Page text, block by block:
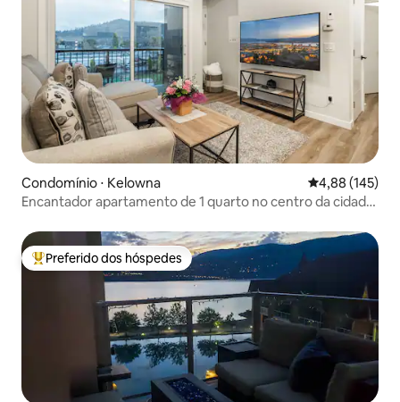
Condomínio ⋅ Kelowna 4,88 de uma
4,88 (145)
Encantador apartamento de 1 quarto no centro da cidade
Entre os melhores preferidos dos hóspedes
Preferido dos hóspedes